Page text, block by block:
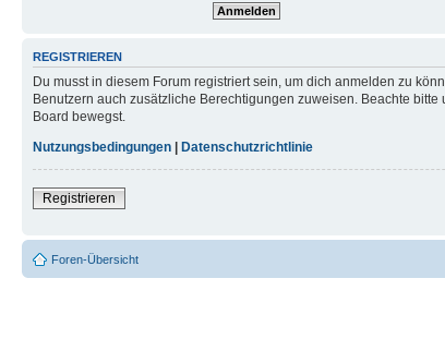
REGISTRIEREN
Du musst in diesem Forum registriert sein, um dich anmelden zu
Benutzern auch zusätzliche Berechtigungen zuweisen. Beachte
Board bewegst.
Nutzungsbedingungen
Datenschutzrichtlinie
Registrieren
Foren-Übersicht